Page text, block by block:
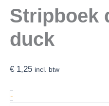
Stripboek
duck
€ 1,25 incl. btw
-